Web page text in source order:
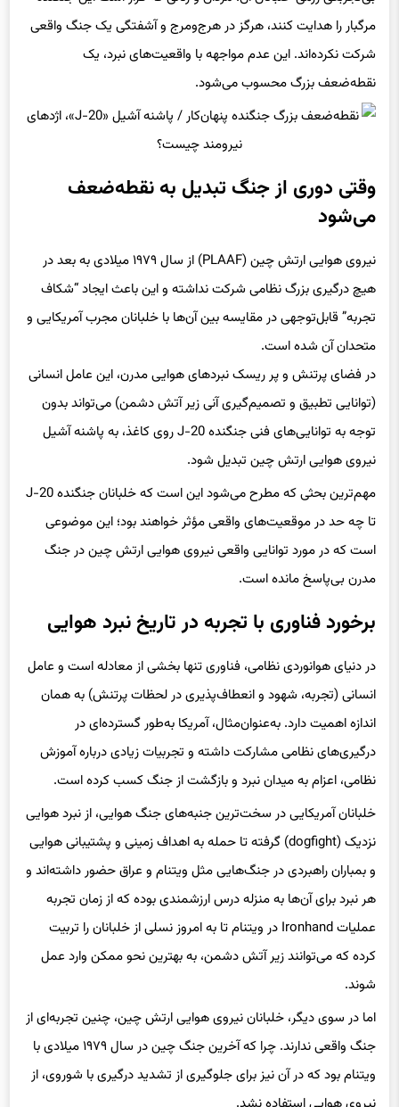
مرگبار را هدایت کنند، هرگز در هرج‌ومرج و آشفتگی یک جنگ واقعی
شرکت نکرده‌اند. این عدم مواجهه با واقعیت‌های نبرد، یک
نقطه‌ضعف بزرگ محسوب می‌شود.
وقتی دوری از جنگ تبدیل به نقطه‌ضعف
می‌شود
نیروی هوایی ارتش چین (PLAAF) از سال ۱۹۷۹ میلادی به بعد در
هیچ درگیری بزرگ نظامی شرکت نداشته و این باعث ایجاد “شکاف
تجربه” قابل‌توجهی در مقایسه بین آن‌ها با خلبانان مجرب آمریکایی و
متحدان آن شده است.
در فضای پرتنش و پر ریسک نبردهای هوایی مدرن، این عامل انسانی
(توانایی تطبیق و تصمیم‌گیری آنی زیر آتش دشمن) می‌تواند بدون
توجه به توانایی‌های فنی جنگنده J-20 روی کاغذ، به پاشنه آشیل
نیروی هوایی ارتش چین تبدیل شود.
مهم‌ترین بحثی که مطرح می‌شود این است که خلبانان جنگنده J-20
تا چه حد در موقعیت‌های واقعی مؤثر خواهند بود؛ این موضوعی
است که در مورد توانایی واقعی نیروی هوایی ارتش چین در جنگ
مدرن بی‌پاسخ مانده است.
برخورد فناوری با تجربه در تاریخ نبرد هوایی
در دنیای هوانوردی نظامی، فناوری تنها بخشی از معادله است و عامل
انسانی (تجربه، شهود و انعطاف‌پذیری در لحظات پرتنش) به همان
اندازه اهمیت دارد. به‌عنوان‌مثال، آمریکا به‌طور گسترده‌ای در
درگیری‌های نظامی مشارکت داشته و تجربیات زیادی درباره آموزش
نظامی، اعزام به میدان نبرد و بازگشت از جنگ کسب کرده است.
خلبانان آمریکایی در سخت‌ترین جنبه‌های جنگ هوایی، از نبرد هوایی
نزدیک (dogfight) گرفته تا حمله به اهداف زمینی و پشتیبانی هوایی
و بمباران راهبردی در جنگ‌هایی مثل ویتنام و عراق حضور داشته‌اند و
هر نبرد برای آن‌ها به منزله درس ارزشمندی بوده که از زمان تجربه
عملیات Ironhand در ویتنام تا به امروز نسلی از خلبانان را تربیت
کرده که می‌توانند زیر آتش دشمن، به بهترین نحو ممکن وارد عمل
شوند.
اما در سوی دیگر، خلبانان نیروی هوایی ارتش چین، چنین تجربه‌ای از
جنگ واقعی ندارند. چرا که آخرین جنگ چین در سال ۱۹۷۹ میلادی با
ویتنام بود که در آن نیز برای جلوگیری از تشدید درگیری با شوروی، از